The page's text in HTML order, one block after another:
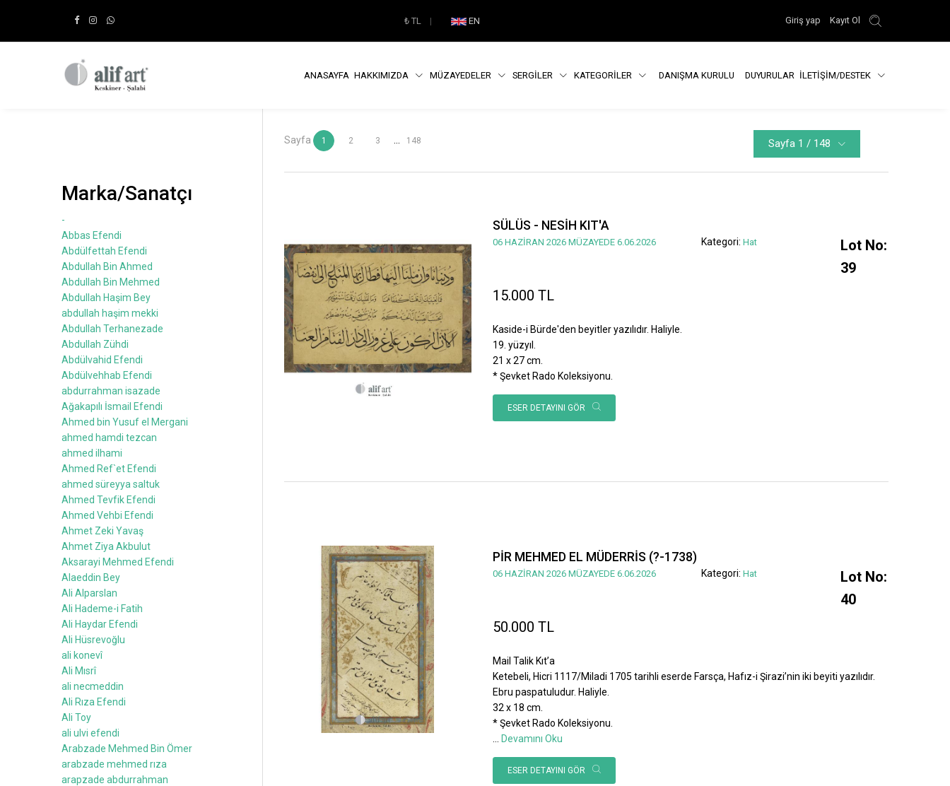
₺TL | EN Giriş yap Kayıt Ol
ANASAYFA HAKKIMIZDA MÜZAYEDELER SERGİLER KATEGORİLER DANIŞMA KURULU DUYURULAR İLETİŞİM/DESTEK
Sayfa 1 2 3 148 Sayfa 1 / 148
SÜLÜS - NESİH KIT'A
06 HAZİRAN 2026 MÜZAYEDE 6.06.2026 Kategori: Hat
Lot No:
39
15.000 TL
Kaside-i Bürde'den beyitler yazılıdır. Haliyle.
19. yüzyıl.
21 x 27 cm.
* Şevket Rado Koleksiyonu.
ESER DETAYINI GÖR
PİR MEHMED EL MÜDERRİS (?-1738)
06 HAZİRAN 2026 MÜZAYEDE 6.06.2026 Kategori: Hat
Lot No:
40
50.000 TL
Mail Talik Kıt’a
Ketebeli, Hicri 1117/Miladi 1705 tarihli eserde Farsça, Hafız-i Şirazi’nin iki beyiti yazılıdır.
Ebru paspatuludur. Haliyle.
32 x 18 cm.
* Şevket Rado Koleksiyonu.
Devamını Oku
ESER DETAYINI GÖR
Marka/Sanatçı
-
Abbas Efendi
Abdülfettah Efendi
Abdullah Bin Ahmed
Abdullah Bin Mehmed
Abdullah Haşim Bey
abdullah haşim mekki
Abdullah Terhanezade
Abdullah Zühdi
Abdülvahid Efendi
Abdülvehhab Efendi
abdurrahman isazade
Ağakapılı İsmail Efendi
Ahmed bin Yusuf el Mergani
ahmed hamdi tezcan
ahmed ilhami
Ahmed Ref`et Efendi
ahmed süreyya saltuk
Ahmed Tevfik Efendi
Ahmed Vehbi Efendi
Ahmet Zeki Yavaş
Ahmet Ziya Akbulut
Aksarayi Mehmed Efendi
Alaeddin Bey
Ali Alparslan
Ali Hademe-i Fatih
Ali Haydar Efendi
Ali Hüsrevoğlu
ali konevî
Ali Mısrî
ali necmeddin
Ali Rıza Efendi
Ali Toy
ali ulvi efendi
Arabzade Mehmed Bin Ömer
arabzade mehmed rıza
arapzade abdurrahman